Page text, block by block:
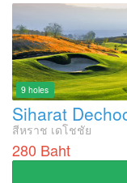
9 holes
Siharat
สีหราช เดโชชัย
280 Baht